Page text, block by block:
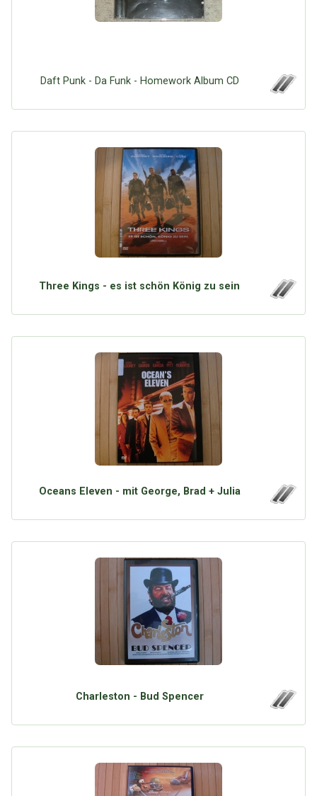
Google
Erweitere Suche
Kategoriewolke
Daft Punk - Da Funk - Homework Album CD
Three Kings - es ist schön König zu sein
Oceans Eleven - mit George, Brad + Julia
Charleston - Bud Spencer